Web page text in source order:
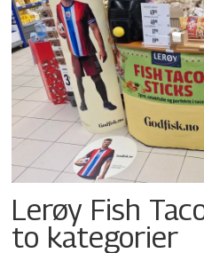
Lerøy Fish
to kategorier